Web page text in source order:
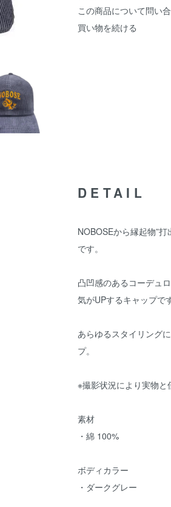
この商品について問い
買い物を続ける
DETAIL
NOBOSEから縁起物”
です。
凸凹感のあるコーデュ
気がUPするキャップです
あらゆるスタイリング
プ。
※撮影状況により実物と
素材
・綿 100%
ボディカラー
・ダークグレー